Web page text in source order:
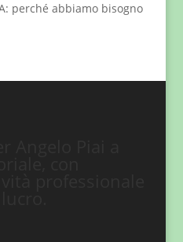
perché abbiamo bisogno